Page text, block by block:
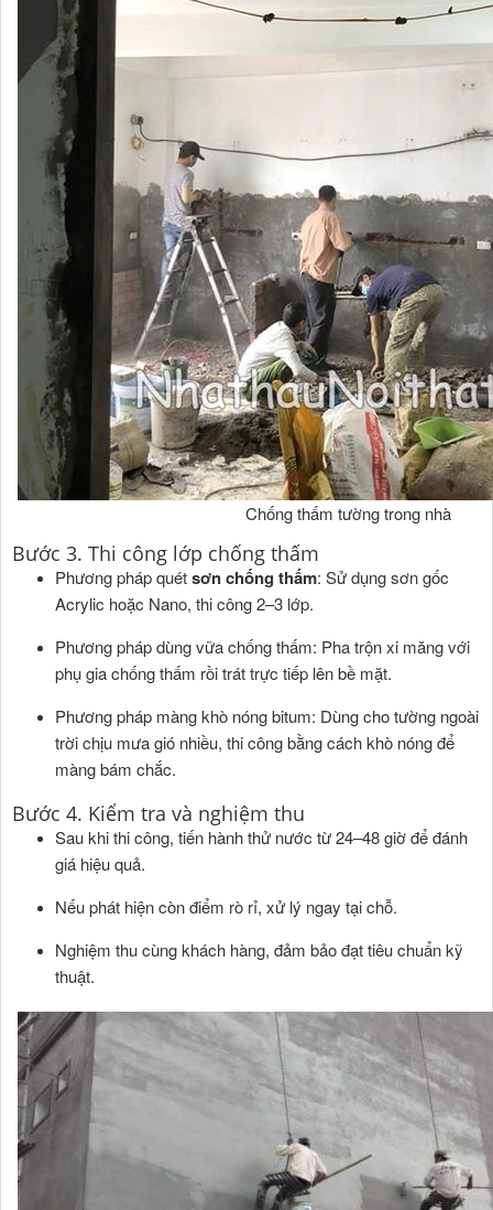
Chống thấm tường trong nhà
Bước 3. Thi công lớp chống thấm
Phương pháp quétsơn chống thấm: Sử dụng sơn gốc
Acrylic hoặc Nano, thi công 2–3 lớp.
Phương pháp dùng vữa chống thấm: Pha trộn xi măng với
phụ gia chống thấm rồi trát trực tiếp lên bề mặt.
Phương pháp màng khò nóng bitum: Dùng cho tường ngoài
trời chịu mưa gió nhiều, thi công bằng cách khò nóng để
màng bám chắc.
Bước 4. Kiểm tra và nghiệm thu
Sau khi thi công, tiến hành thử nước từ 24–48 giờ để đánh
giá hiệu quả.
Nếu phát hiện còn điểm rò rỉ, xử lý ngay tại chỗ.
Nghiệm thu cùng khách hàng, đảm bảo đạt tiêu chuẩn kỹ
thuật.